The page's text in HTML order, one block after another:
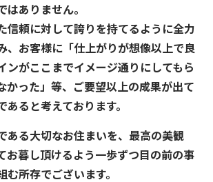
はありません。
信頼に対して誇りを持てるように全力
、お客様に「仕上がりが想像以上で良
ンがここまでイメージ通りにしてもら
かった」等、ご要望以上の成果が出て
ると考えております。
ある大切なお住まいを、最高の美観
お暮し頂けるよう一歩ずつ目の前の事
所存でございます。